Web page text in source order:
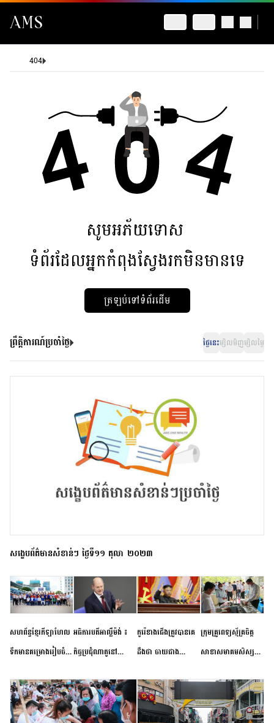
404
សូមអភ័យទោស
ទំព័រដែលអ្នកកំពុងស្វែងរកមិនមានទេ
ត្រឡប់ទៅទំព័រដើម
ព្រឹត្តិការណ៍ប្រចាំថ្ងៃ ថ្ងៃនេះម្សិលមិញម្សិលម្ងៃ
សង្ខេបព័ត៌មានសំខាន់ៗ ថ្ងៃទី១១ តុលា ២០២៣
សហព័ន្ធខ្មែរកីឡាហែល
ទឹកមានគម្រោងរៀបចំ
កម្រិតបឋម ដល់ឧត្តម
សិក្សានាពេលខាងមុខ
អធិការបតីអាល្លឺម៉ង់ ៖
កិច្ចប្រជុំណាតូនៅ
ខាងមុខនឹងបញ្ជូនសញ្ញា
នៃភាពស្អិតរមួត និង
កូរ៉េខាងជើងត្រូវបានគេ
ដឹងថា ចាយជាង
អភិវឌ្ឍន៍នុយក្លេអ៊ែរ
ក្រុមគ្រូពេទ្យស្ម័គ្រចិត្ត
សាខាសមាគមសិស្ស
ខេត្តកំពង់ចាម ចុះពិនិត្យ
ពិគ្រោះជំងឺទូទៅ និងផ្តល់